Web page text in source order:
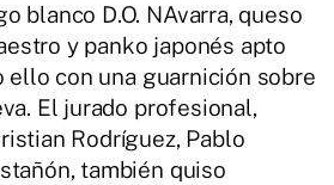
blanco D.O. NAvarra, queso
y panko japonés apto
ello con una guarnición sobre
El jurado profesional,
Rodríguez, Pablo
también quiso